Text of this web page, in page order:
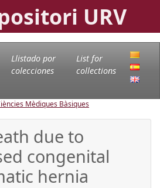
URV
Llistado por
colecciones
List for
collections
Mèdiques Bàsiques
due to
congenital
hernia